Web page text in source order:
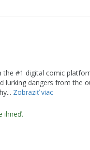
#1 digital comic
lurking dangers from the
Zobraziť viac
ihneď.